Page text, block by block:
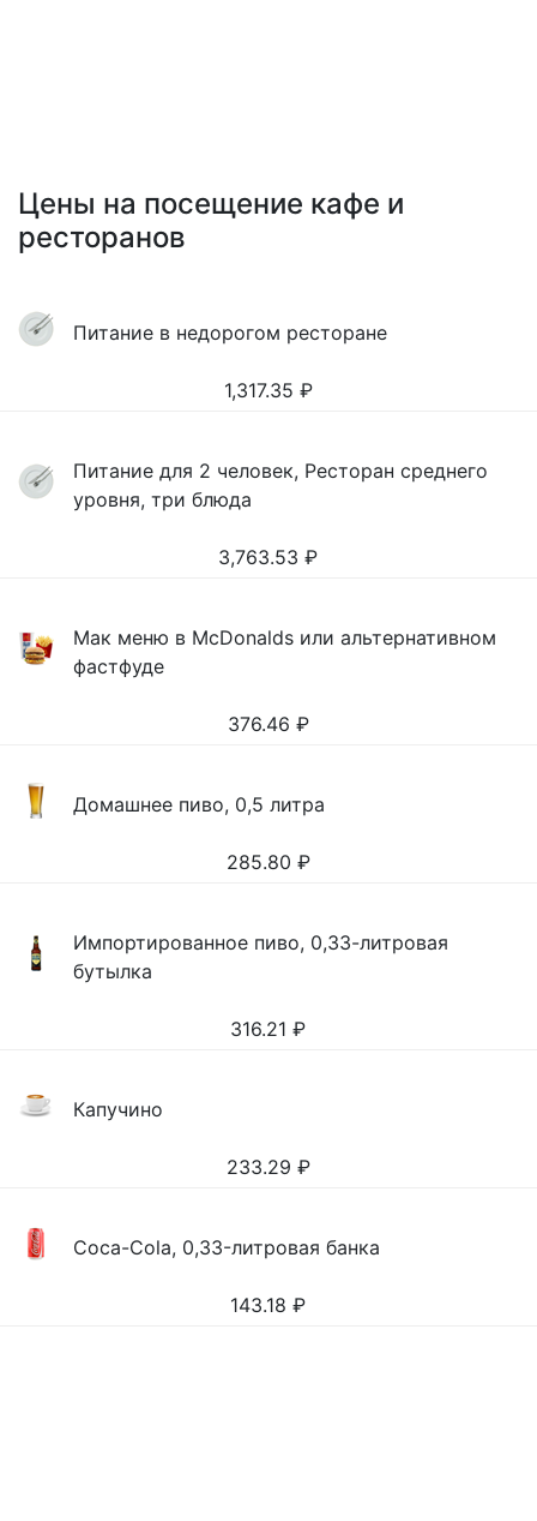
Цены на посещение кафе и
ресторанов
Питание в недорогом ресторане
1,317.35 ₽
Питание для 2 человек, Ресторан среднего
уровня, три блюда
3,763.53 ₽
Мак меню в McDonalds или альтернативном
фастфуде
376.46 ₽
Домашнее пиво, 0,5 литра
285.80 ₽
Импортированное пиво, 0,33-литровая
бутылка
316.21 ₽
Капучино
233.29 ₽
Coca-Cola, 0,33-литровая банка
143.18 ₽